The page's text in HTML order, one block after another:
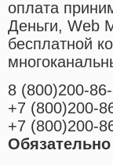
оплата
Деньги, Web
бесплатной
8 (800)200-
+7 (800)200-
+7 (800)200-